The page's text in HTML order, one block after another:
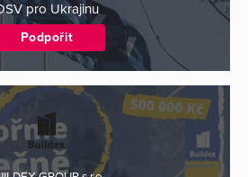
pro Ukrajinu
Podpořit